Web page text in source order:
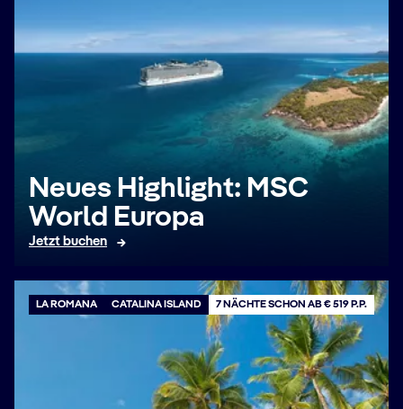
Neues Highlight: MSC
World Europa
Jetzt buchen
LA ROMANA CATALINA ISLAND 7 NÄCHTE SCHON AB € 519 P.P.